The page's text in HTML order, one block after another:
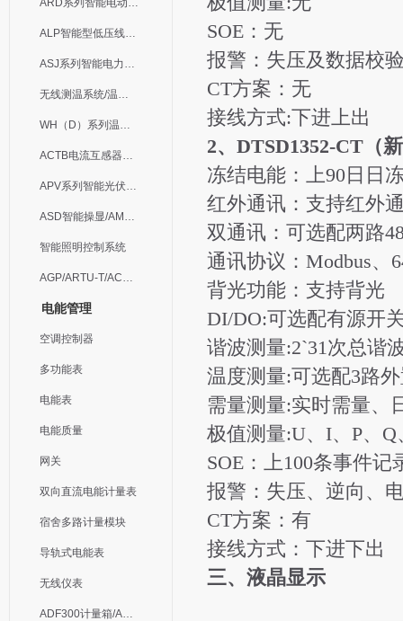
ARD系列智能电动机保护器
ALP智能型低压线路保护装置
ASJ系列智能电力继电器
无线测温系统/温度巡检
WH（D）系列温湿度控制器
ACTB电流互感器过电压保护器
APV系列智能光伏汇流箱
ASD智能操显/AM中压保护
智能照明控制系统
AGP/ARTU-T/ACM/ADDC
电能管理
空调控制器
多功能表
电能表
电能质量
网关
双向直流电能计量表
宿舍多路计量模块
导轨式电能表
无线仪表
ADF300计量箱/AEW无线计量
SOE：无
报警：失压及数据校
CT方案：无
接线方式:下进上出
2、DTSD1352-CT（
冻结电能：上90日日
红外通讯：支持红外
双通讯：可选配两路
通讯协议：Modbus、
背光功能：支持背光
DI/DO:可选配有源开
谐波测量:2`31次总谐
温度测量:可选配3路
需量测量:实时需量、
极值测量:U、I、P、
SOE：上100条事件记
报警：失压、逆向、
CT方案：有
接线方式：下进下出
三、液晶显示